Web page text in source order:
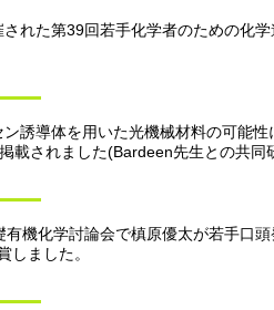
された第39回若手化学者のための化
ン誘導体を用いた光機械材料の可能
載されました(Bardeen先生との共同
有機化学討論会で槙原優太が若手口
しました。